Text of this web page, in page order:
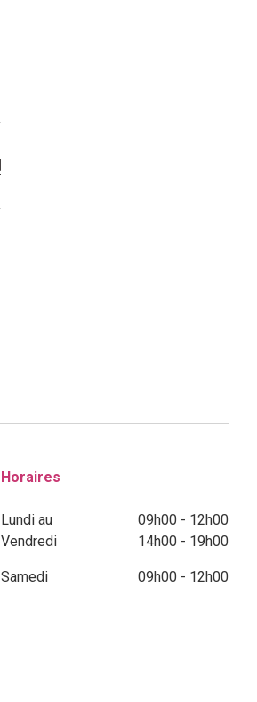
Horaires
Lundi au
Vendredi
09h00 - 12h00
14h00 - 19h00
Samedi 09h00 - 12h00